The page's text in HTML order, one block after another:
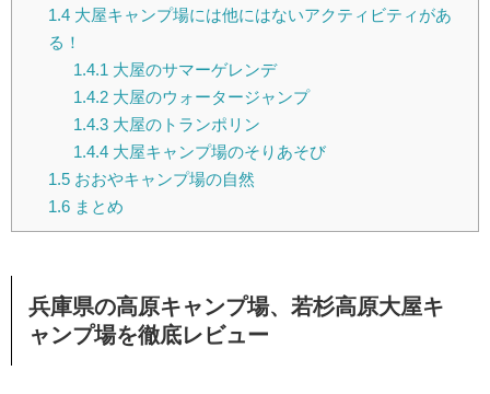
1.4大屋キャンプ場には他にはないアクティビティがあ
る！
1.4.1 大屋のサマーゲレンデ
1.4.2大屋のウォータージャンプ
1.4.3大屋のトランポリン
1.4.4大屋キャンプ場のそりあそび
1.5おおやキャンプ場の自然
1.6まとめ
兵庫県の高原キャンプ場、若杉高原大屋キ
ャンプ場を徹底レビュー